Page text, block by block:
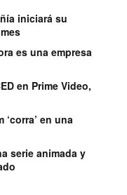
iniciará su
es una empresa
en Prime Video,
en una
serie animada y